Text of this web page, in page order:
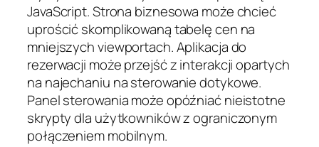
JavaScript. Strona biznesowa może chcieć
uprościć skomplikowaną tabelę cen na
mniejszych viewportach. Aplikacja do
rezerwacji może przejść z interakcji opartych
na najechaniu na sterowanie dotykowe.
Panel sterowania może opóźniać nieistotne
skrypty dla użytkowników z ograniczonym
połączeniem mobilnym.